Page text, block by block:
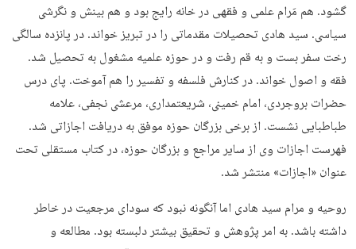
گشود. هم مَرام علمی و فقهی در خانه رایج بود و هم بینش و نگرشی
سیاسی. سید هادی تحصیلات مقدماتی را در تبریز خواند. در پانزده سالگی
رخت سفر بست و به قم رفت و در حوزه علمیه مشغول به تحصیل شد.
فقه و اصول خواند. در کنارش فلسفه و تفسیر را هم آموخت. پای درس
حضرات بروجردی، امام خمینی، شریعتمداری، مرعشی نجفی، علامه
طباطبایی نشست. از برخی بزرگان حوزه موفق به دریافت اجازاتی شد.
فهرست اجازات وی از سایر مراجع و بزرگان حوزه، در کتاب مستقلی تحت
عنوان «اجازات» منتشر شد.
روحیه و مرام سید هادی اما آنگونه نبود که سودای مرجعیت در خاطر
داشته باشد. به امر پژوهش و تحقیق بیشتر دلبسته بود. مطالعه و